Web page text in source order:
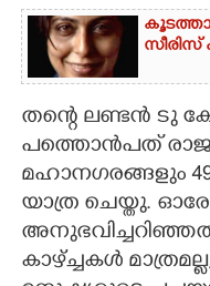
സീരിസ്
തന്റെ ലണ്ടൻ ടു
പത്തൊൻപത്
മഹാനഗരങ്ങളും
യാത്ര ചെയ്തു.
കാഴ്ച്ചകൾ